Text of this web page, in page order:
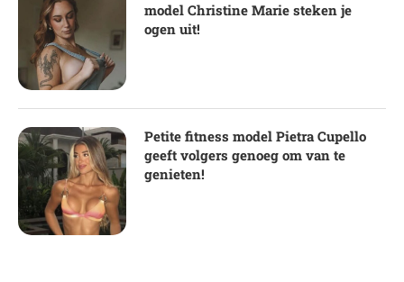
model Christine Marie steken je
ogen uit!
Petite fitness model Pietra Cupello
geeft volgers genoeg om van te
genieten!